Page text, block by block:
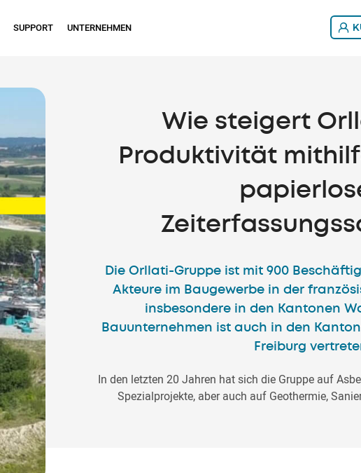
SUPPORT UNTERNEHMEN
Wie steigert
Produktivität
Die Orllati-Gruppe ist mit 900
Akteure im Baugewerbe in der
insbesondere in den Kantonen
Bauunternehmen ist auch in den
Freiburg
In den letzten 20 Jahren hat sich die Gruppe auf
Spezialprojekte, aber auch auf Geothermie,